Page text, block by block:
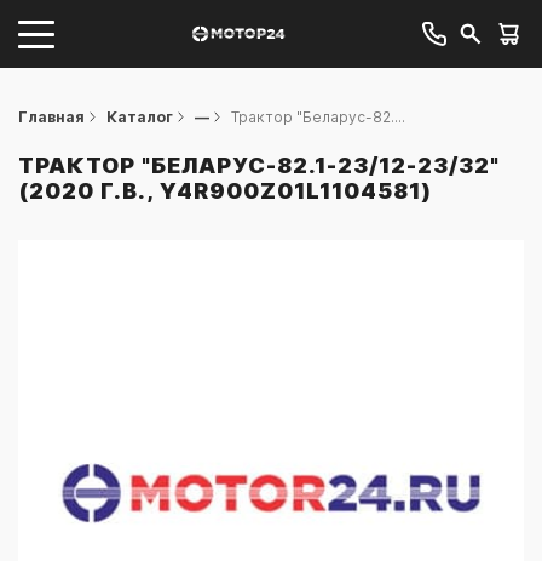
Главная Каталог — Трактор "Беларус-82....
ТРАКТОР "БЕЛАРУС-82.1-23/12-23/32"
(2020 Г.В., Y4R900Z01L1104581)